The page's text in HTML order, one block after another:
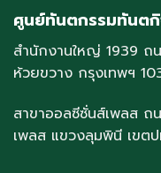
ศูนย์ทันตกรรมทันต
สำนักงานใหญ่ 1939 ถ
ห้วยขวาง กรุงเทพฯ
สาขาออลซีซั่นส์เพลส
เพลส แขวงลุมพินี เขต